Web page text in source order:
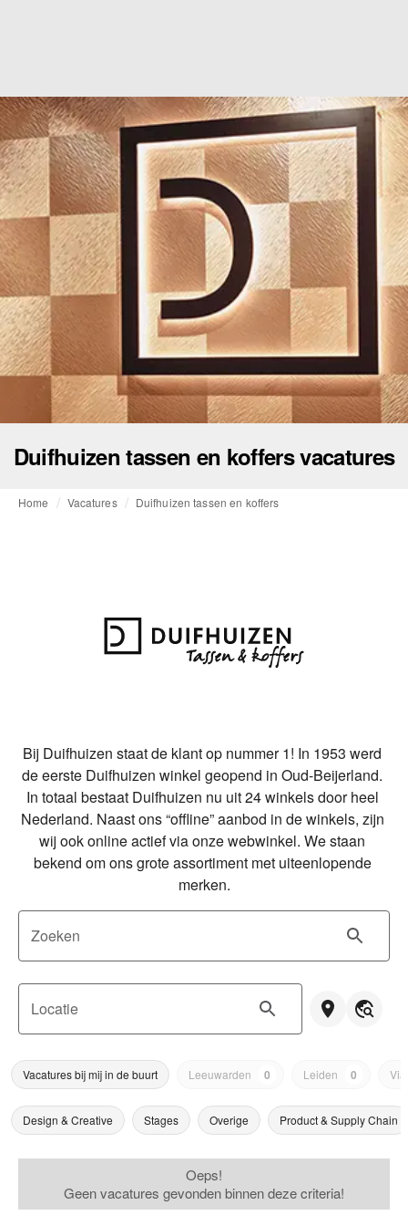
Duifhuizen tassen en koffers vacatures
Home Vacatures Duifhuizen tassen en koffers
Bij Duifhuizen staat de klant op nummer 1! In 1953 werd
de eerste Duifhuizen winkel geopend in Oud-Beijerland.
In totaal bestaat Duifhuizen nu uit 24 winkels door heel
Nederland. Naast ons “offline” aanbod in de winkels, zijn
wij ook online actief via onze webwinkel. We staan
bekend om ons grote assortiment met uiteenlopende
merken.
Zoeken
Locatie
Vacatures bij mij in de buurt Leeuwarden 0 Leiden 0
Design & Creative Stages Overige Product & Supply Chain
Oeps!
Geen vacatures gevonden binnen deze criteria!